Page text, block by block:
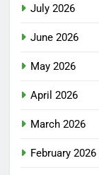
July 2026
June 2026
May 2026
April 2026
March 2026
February 2026